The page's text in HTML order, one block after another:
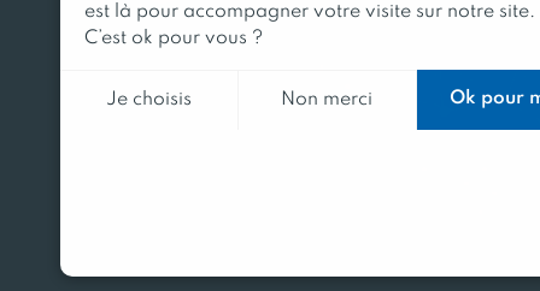
est là pour accompagner votre visite sur notre site.
C’est ok pour vous ?
Je choisis Non merci Ok pour